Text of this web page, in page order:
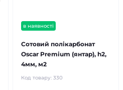
в наявності
Сотовий полікарбонат
Oscar Premium (янтар), h2,
4мм, м2
Код товару: 330